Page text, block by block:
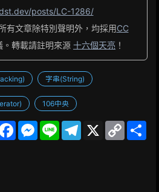
posts/LC-1286/
有文章除特別聲明外，均採用CC
。轉載請註明來源 十六個天亮 ！
字串(String)
106中央
F
M
L
X
C